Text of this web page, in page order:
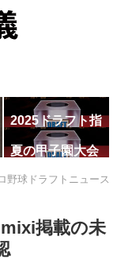
2025ドラフト指
名一覧
夏の甲子園大会
野球ドラフトニュース
掲載の未